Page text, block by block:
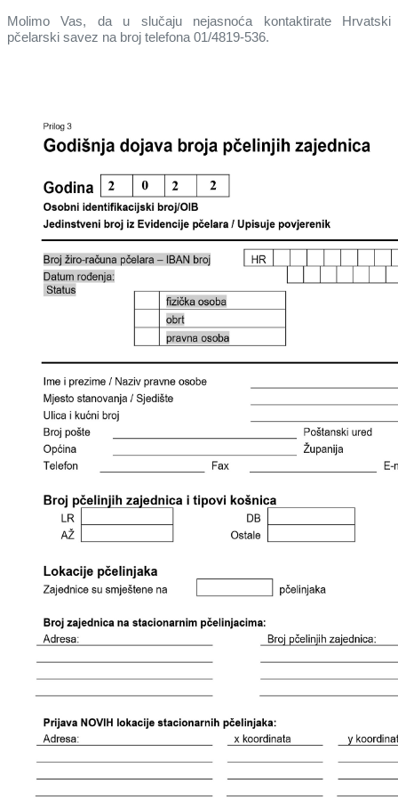
Molimo Vas, da u slučaju nejasnoća kontaktirate Hrvatski
pčelarski savez na broj telefona 01/4819-536.